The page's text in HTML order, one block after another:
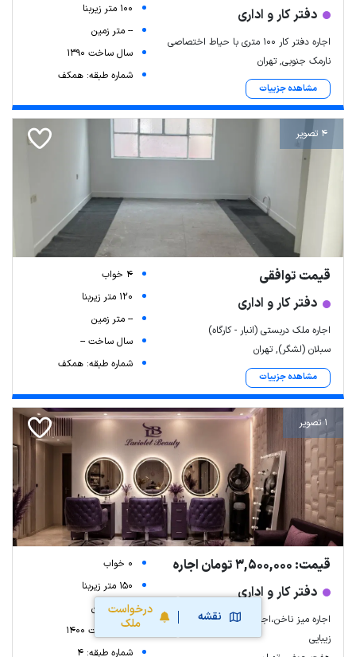
نقشه
درخواست
ملک
دفتر کار و اداری
اجاره دفتر کار ۱۰۰ متری با حیاط اختصاصی
نارمک جنوبی, تهران
مشاهده جزییات
100 متر زیربنا
-- متر زمین
سال ساخت 1390
شماره طبقه: همکف
4 تصویر
قیمت توافقی
دفتر کار و اداری
اجاره ملک دربستی (انبار - کارگاه)
سبلان (لشگر), تهران
مشاهده جزییات
4 خواب
120 متر زیربنا
-- متر زمین
سال ساخت --
شماره طبقه: همکف
1 تصویر
قیمت: 3,500,000 تومان اجاره
دفتر کار و اداری
اجاره میز ناخن،اجاره صندلی به خدمات
زیبایی
0 خواب
150 متر زیربنا
-- متر زمین
سال ساخت 1400
شماره طبقه: 4